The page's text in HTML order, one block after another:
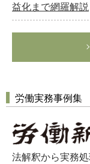
益化まで網羅解説
労働実務事例集
法解釈から実務